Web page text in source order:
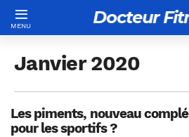
Docteur
Janvier 2020
Les piments, nouveau
pour les sportifs ?